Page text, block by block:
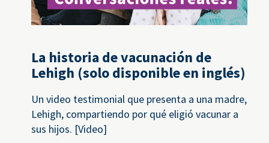
La historia de vacunación de
Lehigh (solo disponible en inglés)
Un video testimonial que presenta a una madre,
Lehigh, compartiendo por qué eligió vacunar a
sus hijos. [Video]